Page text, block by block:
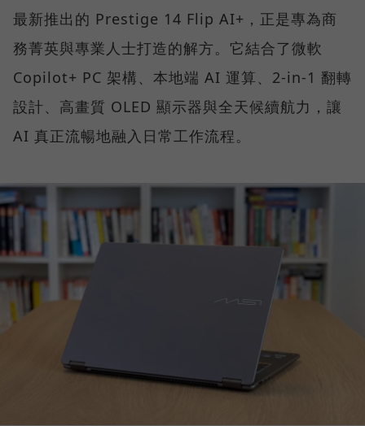
最新推出的 Prestige 14 Flip AI+，正是專為商
務菁英與專業人士打造的解方。它結合了微軟
Copilot+ PC 架構、本地端 AI 運算、2-in-1 翻轉
設計、高畫質 OLED 顯示器與全天候續航力，讓
AI 真正流暢地融入日常工作流程。